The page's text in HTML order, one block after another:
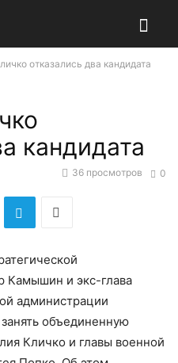
отказались два кандидата
кандидата
0
36 просмотров
Камышин и экс-глава
администрации
объединенную
Кличко и главы военной